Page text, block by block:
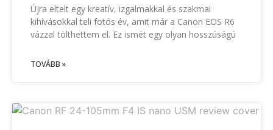
Újra eltelt egy kreatív, izgalmakkal és szakmai
kihívásokkal teli fotós év, amit már a Canon EOS R6
vázzal tölthettem el. Ez ismét egy olyan hosszúságú
TOVÁBB »